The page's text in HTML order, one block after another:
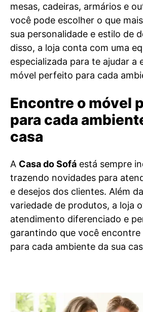
mesas, cadeiras, armários e
você pode escolher o que
sua personalidade e estilo de
disso, a loja conta com uma
especializada para te ajudar a
móvel perfeito para cada
Encontre o móvel
para cada
casa
A Casa do Sofá está sempre
trazendo novidades para
e desejos dos clientes. Além
variedade de produtos, a loja
atendimento diferenciado e
garantindo que você
para cada ambiente da sua